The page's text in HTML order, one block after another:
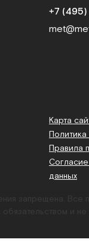
+7 (495)
Карта
Правила
данных
запрещена.
и не